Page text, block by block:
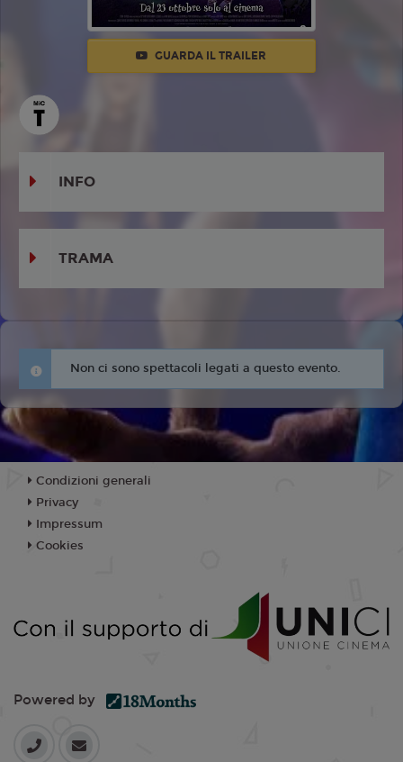
GUARDA IL TRAILER
INFO
TRAMA
Non ci sono spettacoli legati a questo evento.
Condizioni generali
Privacy
Impressum
Cookies
Powered by